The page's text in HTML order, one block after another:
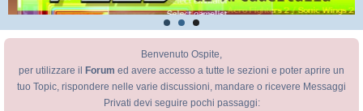
Benvenuto Ospite,
per utilizzare il
Forum ed avere accesso a tutte le sezioni e poter aprire un
tuo Topic, rispondere nelle varie discussioni, mandare o ricevere Messaggi
Privati devi seguire pochi passaggi: